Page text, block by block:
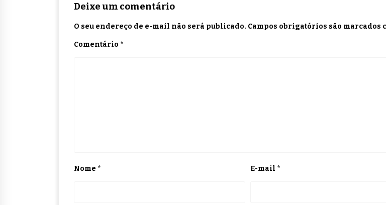
Deixe um comentário
O seu endereço de e-mail não será publicado. Campos obrigatórios são marcados
Comentário *
Nome * E-mail *